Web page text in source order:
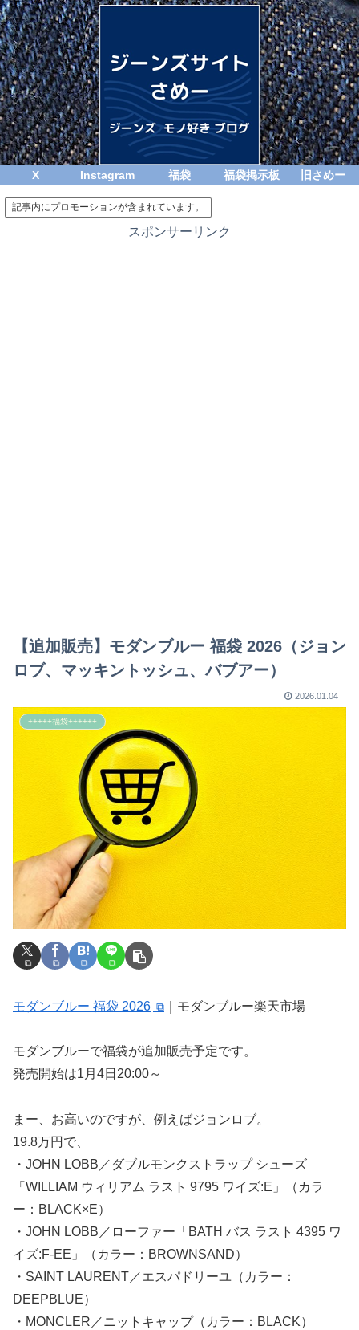
X Instagram 福袋 福袋掲示板 旧さめー
記事内にプロモーションが含まれています。
スポンサーリンク
【追加販売】モダンブルー 福袋 2026（ジョン
ロブ、マッキントッシュ、バブアー）
2026.01.04
+++++福袋++++++
モダンブルー 福袋 2026 ｜モダンブルー楽天市場
モダンブルーで福袋が追加販売予定です。
発売開始は1月4日20:00～
まー、お高いのですが、例えばジョンロブ。
19.8万円で、
・JOHN LOBB／ダブルモンクストラップ シューズ
「WILLIAM ウィリアム ラスト 9795 ワイズ:E」（カラ
ー：BLACK×E）
・JOHN LOBB／ローファー「BATH バス ラスト 4395 ワ
イズ:F-EE」（カラー：BROWNSAND）
・SAINT LAURENT／エスパドリーユ（カラー：
DEEPBLUE）
・MONCLER／ニットキャップ（カラー：BLACK）